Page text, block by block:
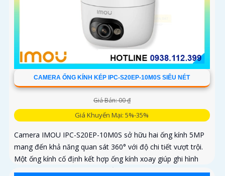
CAMERA ỐNG KÍNH KÉP IPC-S20EP-10M0S SIÊU NÉT
Giá Bán: 00 ₫
Giá Khuyến Mại: 5%-35%
Camera IMOU IPC-S20EP-10M0S sở hữu hai ống kính 5MP
mang đến khả năng quan sát 360° với độ chi tiết vượt trội.
Một ống kính cố định kết hợp ống kính xoay giúp ghi hình
toàn diện mà không bỏ sót điểm mù